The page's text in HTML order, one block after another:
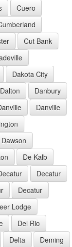
Cuero
Cut Bank
Dakota City
Dalton
Danbury
Danville
Dawson
De Kalb
Decatur
Decatur
Lodge
Del Rio
Delta
Deming